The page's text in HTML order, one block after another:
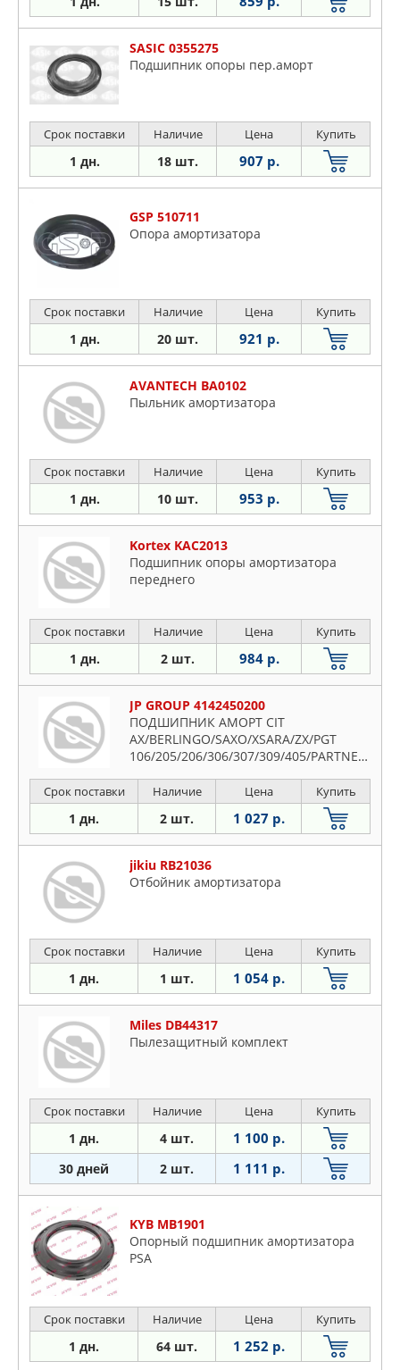
SASIC 0355275
Подшипник опоры пер.аморт
Срок поставки Наличие Цена Купить
1 дн. 18 шт. 907 р.
GSP 510711
Опора амортизатора
Срок поставки Наличие Цена Купить
1 дн. 20 шт. 921 р.
AVANTECH BA0102
Пыльник амортизатора
Срок поставки Наличие Цена Купить
1 дн. 10 шт. 953 р.
Kortex KAC2013
Подшипник опоры амортизатора
переднего
Срок поставки Наличие Цена Купить
1 дн. 2 шт. 984 р.
JP GROUP 4142450200
ПОДШИПНИК АМОРТ CIT
AX/BERLINGO/SAXO/XSARA/ZX/PGT
106/205/206/306/307/309/405/PARTNER/REN
Срок поставки Наличие Цена Купить
1 дн. 2 шт. 1 027 р.
jikiu RB21036
Отбойник амортизатора
Срок поставки Наличие Цена Купить
1 дн. 1 шт. 1 054 р.
Miles DB44317
Пылезащитный комплект
Срок поставки Наличие Цена Купить
1 дн. 4 шт. 1 100 р.
30 дней 2 шт. 1 111 р.
KYB MB1901
Опорный подшипник амортизатора
PSA
Срок поставки Наличие Цена Купить
1 дн. 64 шт. 1 252 р.